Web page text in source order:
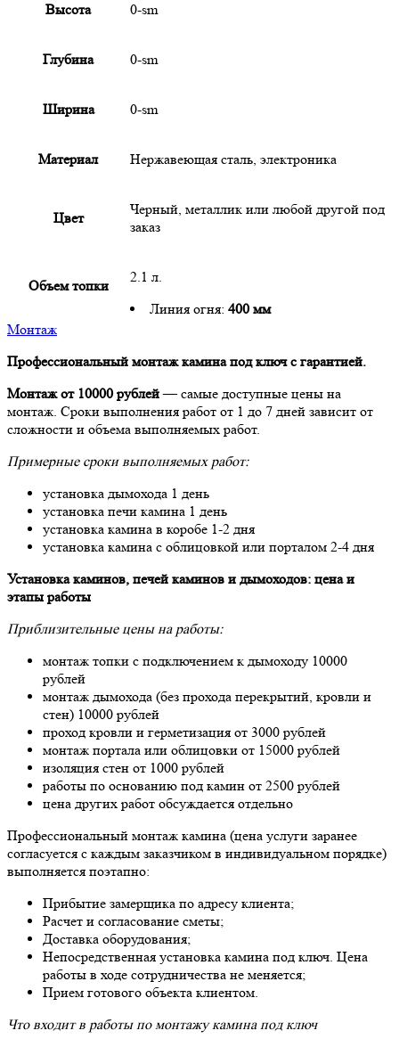
Высота 0-sm
Глубина 0-sm
Ширина 0-sm
Материал Нержавеющая сталь, электроника
Цвет
Черный, металлик или любой другой под
заказ
Объем топки
2.1 л.
Линия огня: 400 мм
Монтаж
Профессиональный монтаж камина под ключ с гарантией.
Монтаж от 10000 рублей— самые доступные цены на
монтаж. Сроки выполнения работ от 1 до 7 дней зависит от
сложности и объема выполняемых работ.
Примерные сроки выполняемых работ:
установка дымохода 1 день
установка печи камина 1 день
установка камина в коробе 1-2 дня
установка камина с облицовкой или порталом 2-4 дня
Установка каминов, печей каминов и дымоходов: цена и
этапы работы
Приблизительные цены на работы:
монтаж топки с подключением к дымоходу 10000
рублей
монтаж дымохода (без прохода перекрытий, кровли и
стен) 10000 рублей
проход кровли и герметизация от 3000 рублей
монтаж портала или облицовки от 15000 рублей
изоляция стен от 1000 рублей
работы по основанию под камин от 2500 рублей
цена других работ обсуждается отдельно
Профессиональный монтаж камина (цена услуги заранее
согласуется с каждым заказчиком в индивидуальном порядке)
выполняется поэтапно:
Прибытие замерщика по адресу клиента;
Расчет и согласование сметы;
Доставка оборудования;
Непосредственная установка камина под ключ. Цена
работы в ходе сотрудничества не меняется;
Прием готового объекта клиентом.
Что входит в работы по монтажу камина под ключ